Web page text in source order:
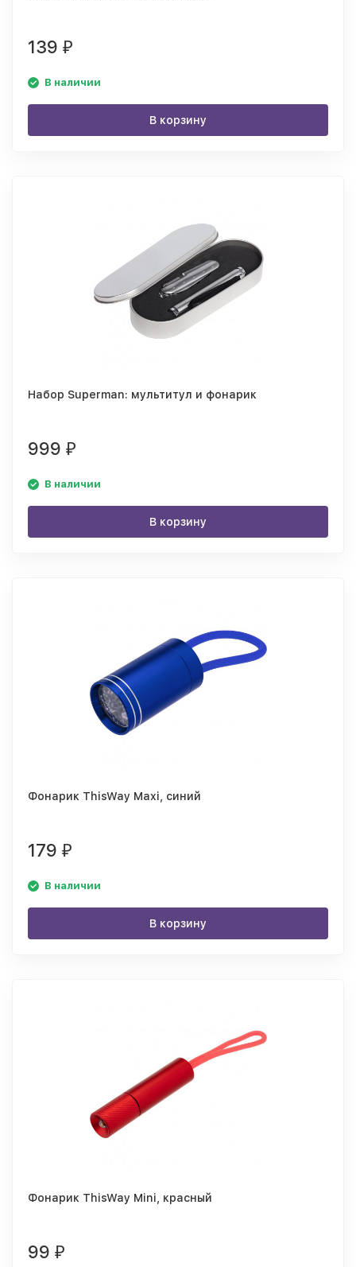
139 ₽
В наличии
В корзину
Набор Superman: мультитул и фонарик
999 ₽
В наличии
В корзину
Фонарик ThisWay Maxi, синий
179 ₽
В наличии
В корзину
Фонарик ThisWay Mini, красный
99 ₽